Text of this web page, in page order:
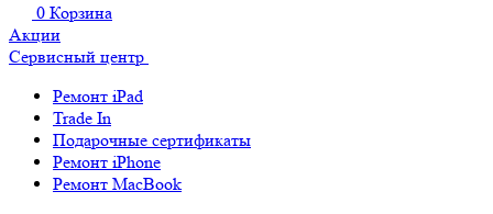
0 Корзина
Акции
Сервисный центр
Ремонт iPad
Trade In
Подарочные сертификаты
Ремонт iPhone
Ремонт MacBook